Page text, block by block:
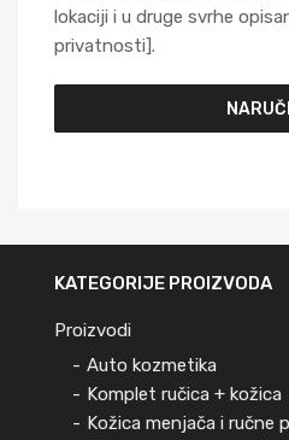
lokaciji i u druge svrhe
privatnosti].
KATEGORIJE PROIZVODA
Proizvodi
Auto kozmetika
Komplet ručica + kožica
Kožica menjača i ručne